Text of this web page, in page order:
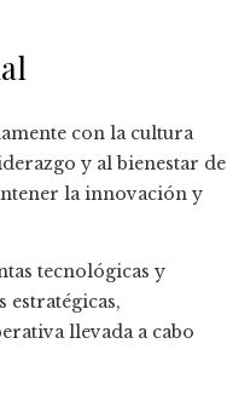
con la cultura
y al bienestar de
la innovación y
tecnológicas y
estratégicas,
llevada a cabo